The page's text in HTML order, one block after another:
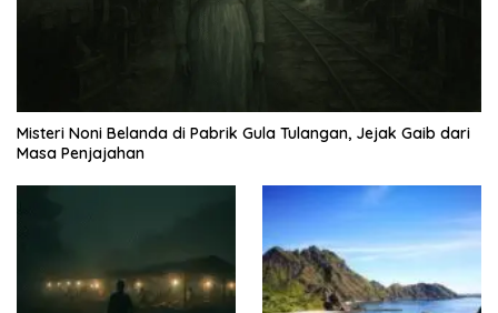
Misteri Noni Belanda di Pabrik Gula Tulangan, Jejak Gaib dari
Masa Penjajahan